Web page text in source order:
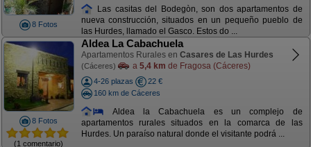
8 Fotos
Las casitas del Bodegòn, son dos apartamentos de
nueva construcción, situados en un pequeño pueblo de
las Hurdes, llamado el Gasco. Estos do ...
8 Fotos
(1 comentario)
Aldea La Cabachuela
Apartamentos Rurales en Casares de Las Hurdes
(Cáceres) a 5,4 km de Fragosa (Cáceres)
4-26 plazas
22 €
160 km de Cáceres
Aldea la Cabachuela es un complejo de
apartamentos rurales situados en la comarca de las
Hurdes. Un paraíso natural donde el visitante podrá ...